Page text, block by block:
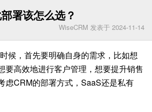
署该怎么选？
WiseCRM 发表于 2024-11-14
候，首先要明确自身的需求，比如想
要高效地进行客户管理，想要提升销售
虑CRM的部署方式，SaaS还是私有